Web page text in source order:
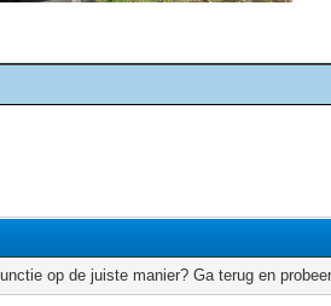
op de juiste manier? Ga terug en